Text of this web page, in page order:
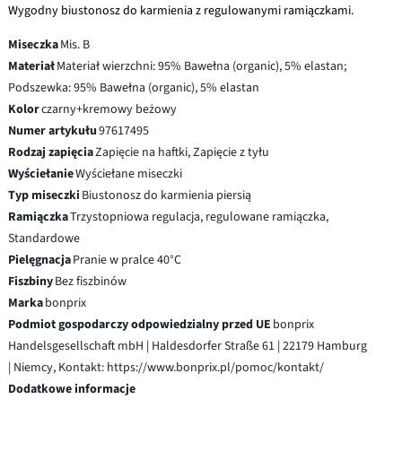
Wygodny biustonosz do karmienia z regulowanymi ramiączkami.
MiseczkaMis. B
MateriałMateriał wierzchni: 95% Bawełna (organic), 5% elastan;
Podszewka: 95% Bawełna (organic), 5% elastan
Kolorczarny+kremowy beżowy
Numer artykułu97617495
Rodzaj zapięciaZapięcie na haftki, Zapięcie z tyłu
WyściełanieWyściełane miseczki
Typ miseczki Biustonosz do karmienia piersią
RamiączkaTrzystopniowa regulacja, regulowane ramiączka,
Standardowe
PielęgnacjaPranie w pralce 40°C
FiszbinyBez fiszbinów
Markabonprix
Podmiot gospodarczy odpowiedzialny przed UE bonprix
Handelsgesellschaft mbH | Haldesdorfer Straße 61 | 22179 Hamburg
| Niemcy, Kontakt: https://www.bonprix.pl/pomoc/kontakt/
Dodatkowe informacje